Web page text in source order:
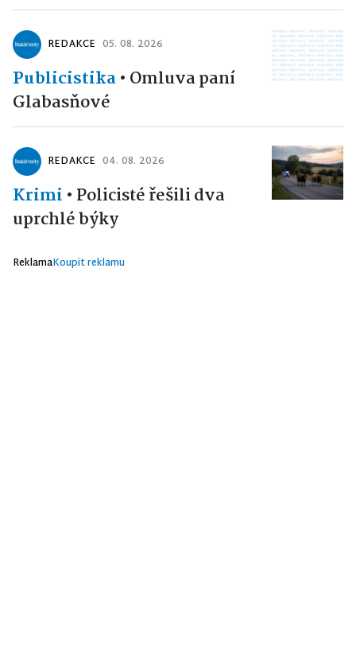
REDAKCE 05. 08. 2026
Publicistika• Omluva paní
Glabasňové
REDAKCE 04. 08. 2026
Krimi • Policisté řešili dva
uprchlé býky
ReklamaKoupit reklamu